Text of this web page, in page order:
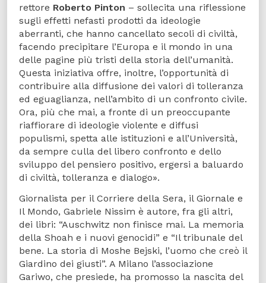
rettore Roberto Pinton – sollecita una riflessione
sugli effetti nefasti prodotti da ideologie
aberranti, che hanno cancellato secoli di civiltà,
facendo precipitare l’Europa e il mondo in una
delle pagine più tristi della storia dell’umanità.
Questa iniziativa offre, inoltre, l’opportunità di
contribuire alla diffusione dei valori di tolleranza
ed eguaglianza, nell’ambito di un confronto civile.
Ora, più che mai, a fronte di un preoccupante
riaffiorare di ideologie violente e diffusi
populismi, spetta alle istituzioni e all’Università,
da sempre culla del libero confronto e dello
sviluppo del pensiero positivo, ergersi a baluardo
di civiltà, tolleranza e dialogo».
Giornalista per il Corriere della Sera, il Giornale e
Il Mondo, Gabriele Nissim è autore, fra gli altri,
dei libri: “Auschwitz non finisce mai. La memoria
della Shoah e i nuovi genocidi” e “Il tribunale del
bene. La storia di Moshe Bejski, l’uomo che creò il
Giardino dei giusti”. A Milano l’associazione
Gariwo, che presiede, ha promosso la nascita del